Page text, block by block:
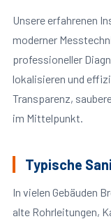
Unsere erfahrenen
moderner
professioneller
lokalisieren und
Transparenz,
im Mittelpunkt.
Typische
In vielen Gebäuden
alte Rohrleitungen,